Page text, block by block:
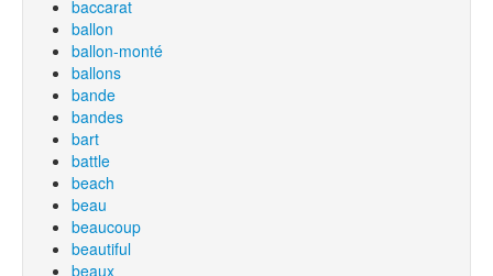
baccarat
ballon
ballon-monté
ballons
bande
bandes
bart
battle
beach
beau
beaucoup
beautiful
beaux